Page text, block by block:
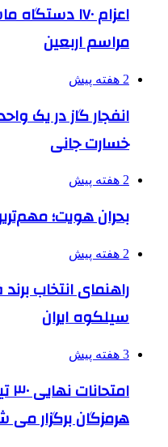
اعزام ۱۷۰
مراسم اربعین
2 هفته پیش
انفجار گاز در یک
خسارت جانی
2 هفته پیش
بحران هویت؛
2 هفته پیش
راهنمای انتخاب برند
سیلکوه ایران
3 هفته پیش
هرمزگان برگزار